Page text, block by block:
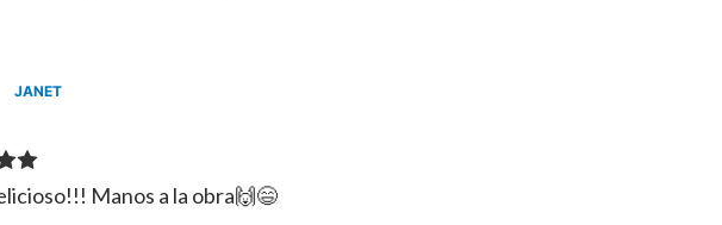
JANET
Manos a la obra🙌😄